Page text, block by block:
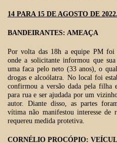
14 PARA 15 DE AGOSTO DE 2022.
BANDEIRANTES: AMEAÇA
Por volta das 18h a equipe PM foi
onde a solicitante informou que
uma faca pelo neto (33 anos), o
drogas e alcoólatra. No local foi
confirmou a versão dada pela filha
para rua e ser ajudada por um
autor. Diante disso, as partes
vítima não manifestou interesse de
requereu medida protetiva.
CORNÉLIO PROCÓPIO: